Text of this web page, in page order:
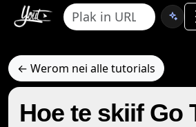
← Werom nei alle tutorials
Hoe te skiif Go